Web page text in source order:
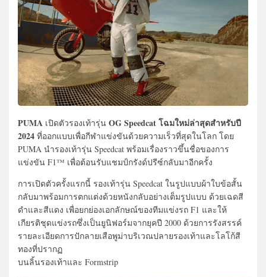
PUMA เปิดตัวรองเท้ารุ่น OG Speedcat โฉมใหม่ล่าสุดสำหรับปี
2024 ที่ออกแบบเพื่อกีฬาแข่งขันด้วยความเร็วที่สุดในโลก โดย
PUMA นำรองเท้ารุ่น Speedcat พร้อมเรื่องราวขึ้นชื่อของการ
แข่งขัน F1™ เพื่อต้อนรับแชมป์กรังด์ปรีซ์กลับมาอีกครั้ง
การเปิดตัวครั้งแรกนี้ รองเท้ารุ่น Speedcat ในรูปแบบผ้าใบข้อสั้น
กลับมาพร้อมการตกแต่งด้วยหนังกลับอย่างเต็มรูปแบบ ด้วยเฉดสี
ดำและสีแดง เพื่อยกย่องเอกลักษณ์ของทีมแข่งรถ F1 และให้
เกียรติชุดแข่งรถซึ่งเป็นยูนิฟอร์มจากยุคปี 2000 ด้วยการรังสรรค์
รายละเอียดการปักลายเสือพูม่าบริเวณปลายรองเท้าและโลโก้สี
ทองที่ปรากฏ
บนลิ้นรองเท้าและ Formstrip